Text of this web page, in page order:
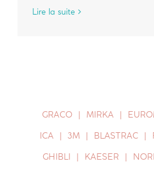
Lire la suite
GRACO MIRKA
ICA
3M BLASTRAC
GHIBLI
KAESER